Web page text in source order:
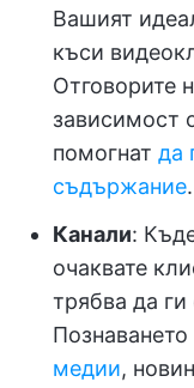
Вашият
къси
Отговорите
зависимост
помогнат да
съдържание.
Канали:
очаквате
трябва да
медии,